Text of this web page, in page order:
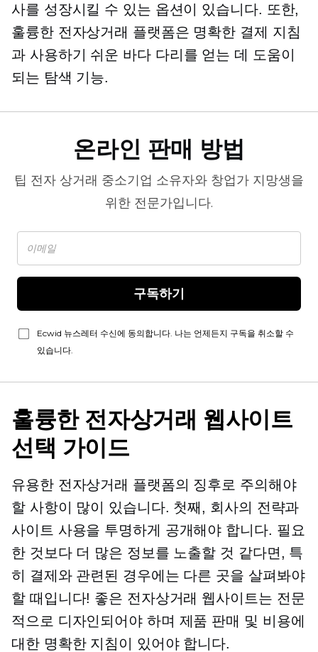
사를 성장시킬 수 있는 옵션이 있습니다. 또한,
훌륭한 전자상거래 플랫폼은 명확한 결제 지침
과 사용하기 쉬운 바다 다리를 얻는 데 도움이
되는 탐색 기능.
온라인 판매 방법
팁 전자 상거래 중소기업 소유자와 창업가 지망생을
위한 전문가입니다.
구독하기
Ecwid 뉴스레터 수신에 동의합니다. 나는 언제든지 구독을 취소할 수
있습니다.
훌륭한 전자상거래 웹사이트
선택 가이드
유용한 전자상거래 플랫폼의 징후로 주의해야
할 사항이 많이 있습니다. 첫째, 회사의 전략과
사이트 사용을 투명하게 공개해야 합니다. 필요
한 것보다 더 많은 정보를 노출할 것 같다면, 특
히 결제와 관련된 경우에는 다른 곳을 살펴봐야
할 때입니다! 좋은 전자상거래 웹사이트는 전문
적으로 디자인되어야 하며 제품 판매 및 비용에
대한 명확한 지침이 있어야 합니다.